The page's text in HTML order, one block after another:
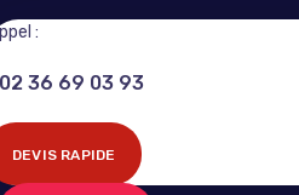
:
02 36 69 03 93
DEVIS RAPIDE